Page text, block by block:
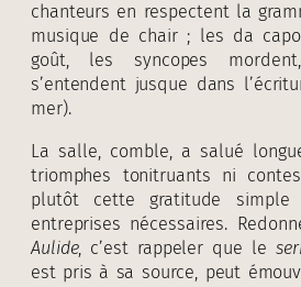
chanteurs en respectent la
musique de chair ; les da
goût, les syncopes
s’entendent jusque dans
mer).
La salle, comble, a salué
triomphes tonitruants ni
plutôt cette gratitude
entreprises nécessaires.
Aulide, c’est rappeler que le
est pris à sa source, peut